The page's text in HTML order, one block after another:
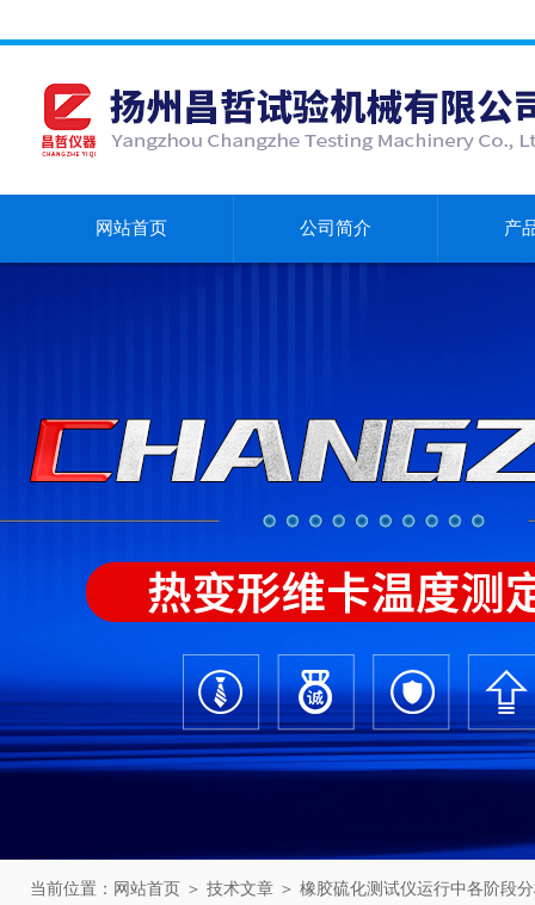
网站首页 公司简介 产
当前位置： 网站首页 ＞ 技术文章 ＞ 橡胶硫化测试仪运行中各阶段